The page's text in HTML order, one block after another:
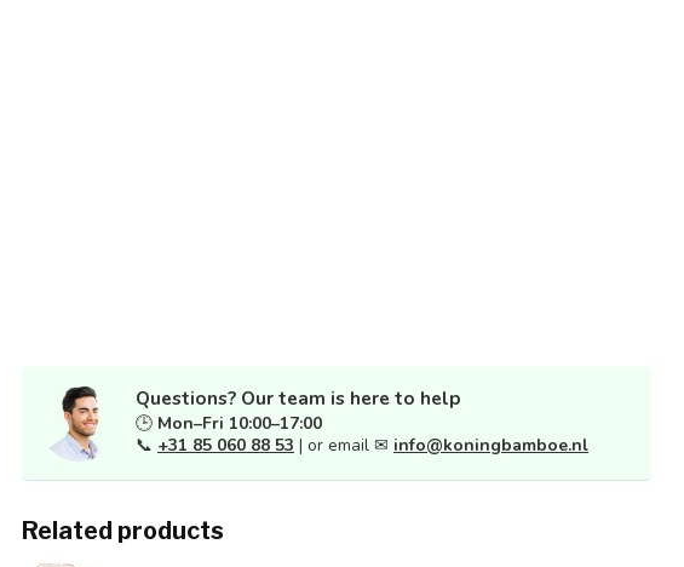
Questions? Our team is here to help
🕒 Mon–Fri 10:00–17:00
📞 +31 85 060 88 53 | or email ✉ info@koningbamboe.nl
Related products